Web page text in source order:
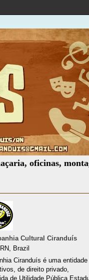
oficinas, montagem
Cultural Ciranduís
Brazil
Ciranduís é uma entidade
de direito privado,
de Utilidade Pública